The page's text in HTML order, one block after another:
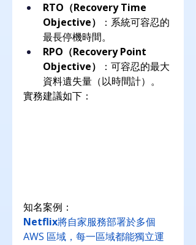
RTO（Recovery Time
Objective）
：系統可容忍的
最長停機時間。
RPO（Recovery Point
Objective）
：可容忍的最大
資料遺失量（以時間計）。
實務建議如下：
知名案例：
Netflix將自家服務部署於多個
AWS 區域，每一區域都能獨立運